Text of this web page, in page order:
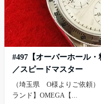
#497【オーバーホール
／スピードマスター
（埼玉県 O様よりご依頼
ランド】OMEGA【...